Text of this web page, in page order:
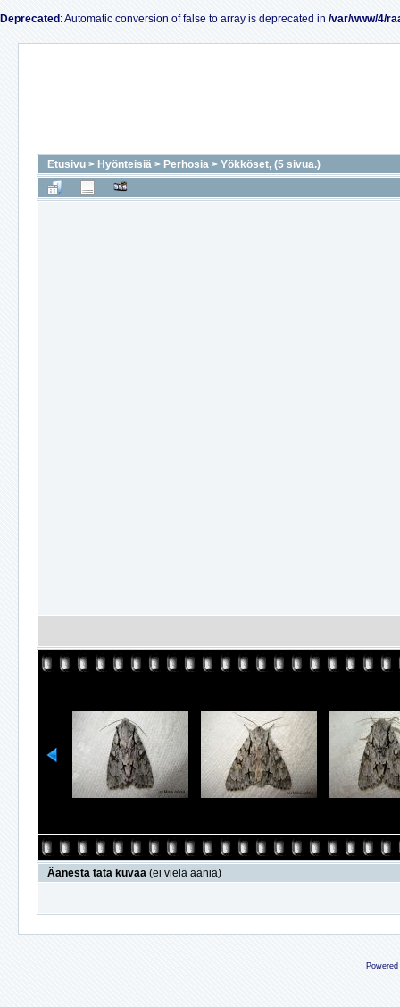
Deprecated : Automatic conversion of false to array is deprecated in /var/www/4/
Etusivu > Hyönteisiä > Perhosia > Yökköset, (5 sivua.)
Äänestä tätä kuvaa (ei vielä ääniä)